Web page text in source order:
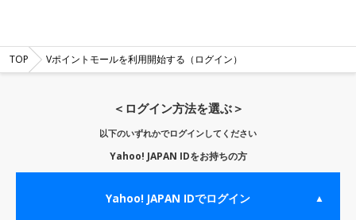
TOP Vポイントモールを利用開始する（ログイン）
＜ログイン方法を選ぶ＞
以下のいずれかでログインしてください
Yahoo! JAPAN IDをお持ちの方
Yahoo! JAPAN IDでログイン ▲